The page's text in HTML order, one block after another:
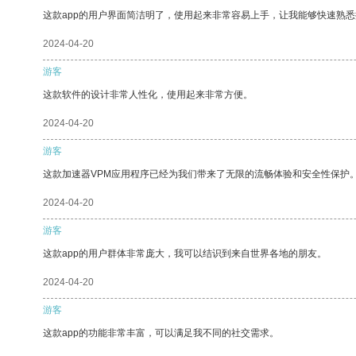
这款app的用户界面简洁明了，使用起来非常容易上手，让我能够快速熟悉
2024-04-20
游客
这款软件的设计非常人性化，使用起来非常方便。
2024-04-20
游客
这款加速器VPM应用程序已经为我们带来了无限的流畅体验和安全性保护。
2024-04-20
游客
这款app的用户群体非常庞大，我可以结识到来自世界各地的朋友。
2024-04-20
游客
这款app的功能非常丰富，可以满足我不同的社交需求。